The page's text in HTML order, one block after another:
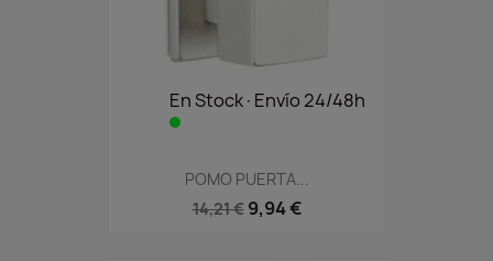
En Stock·Envío 24/48h
POMO PUERTA...
14,21 € 9,94 €